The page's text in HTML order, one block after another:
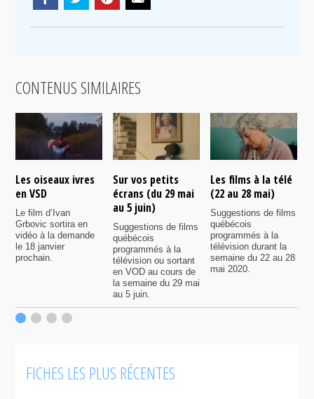
CONTENUS SIMILAIRES
Les oiseaux ivres
en VSD
Le film d’Ivan
Grbovic sortira en
vidéo à la demande
le 18 janvier
prochain.
Sur vos petits
écrans (du 29 mai
au 5 juin)
Suggestions de films
québécois
programmés à la
télévision ou sortant
en VOD au cours de
la semaine du 29 mai
au 5 juin.
Les films à la télé
(22 au 28 mai)
Suggestions de films
québécois
programmés à la
télévision durant la
semaine du 22 au 28
mai 2020.
FICHES LES PLUS RÉCENTES